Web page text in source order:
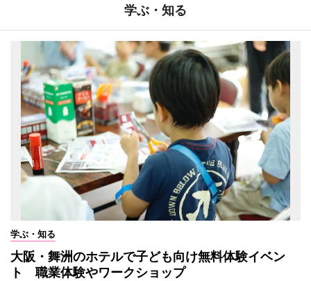
学ぶ・知る
学ぶ・知る
大阪・舞洲のホテルで子ども向け無料体験イベン
ト 職業体験やワークショップ